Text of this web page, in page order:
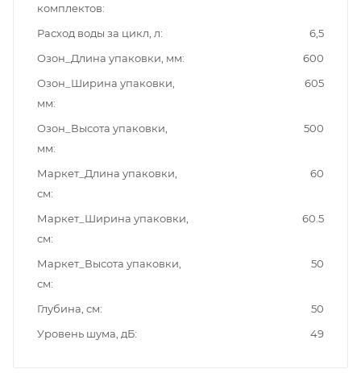
комплектов
Расход воды за цикл, л
6,5
Озон_Длина упаковки, мм
600
Озон_Ширина упаковки,
мм
605
Озон_Высота упаковки,
мм
500
Маркет_Длина упаковки,
см
60
Маркет_Ширина упаковки,
см
60.5
Маркет_Высота упаковки,
см
50
Глубина, см
50
Уровень шума, дБ
49